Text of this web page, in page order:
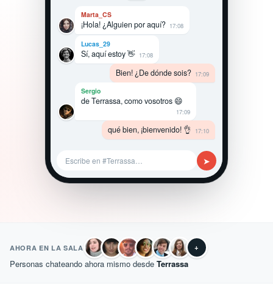
Marta_CS
¡Hola! ¿Alguien por aquí? 17:08
Lucas_29
Sí, aquí estoy 👋 17:08
Bien! ¿De dónde sois? 17:09
Sergio
de Terrassa, como vosotros 😄
17:09
qué bien, ¡bienvenido! 👌 17:10
Escribe en #Terrassa… ➤
AHORA EN LA SALA +
Personas chateando ahora mismo desde Terrassa